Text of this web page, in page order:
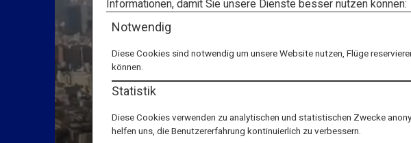
Informationen, damit Sie unsere Dienste besser nutzen können:
Notwendig
Diese Cookies sind notwendig um unsere Website nutzen, Flüge
können.
Statistik
Diese Cookies verwenden zu analytischen und statistischen Zwecke
helfen uns, die Benutzererfahrung kontinuierlich zu verbessern.